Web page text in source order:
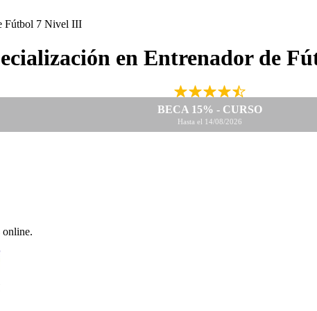
en Entrenador de
BECA 15% - CURSO
Hasta el 14/08/2026
online.